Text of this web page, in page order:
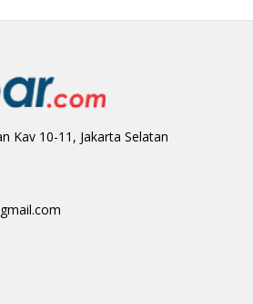
Kav 10-11, Jakarta Selatan